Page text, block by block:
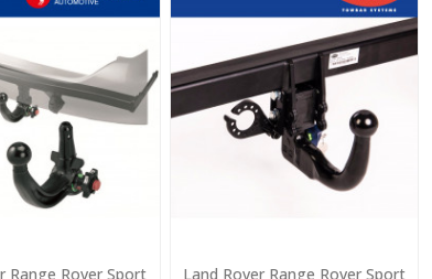
Range Rover Sport
Land Rover Range Rover Sport